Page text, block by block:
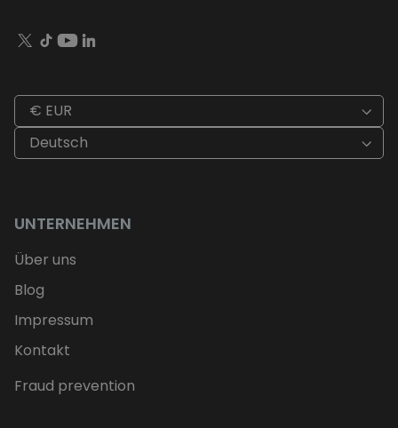
€ EUR
Deutsch
UNTERNEHMEN
Über uns
Blog
Impressum
Kontakt
Fraud prevention